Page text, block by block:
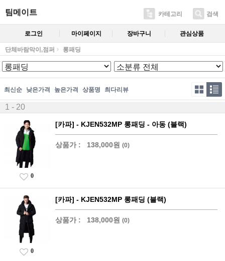
팀메이트 카테고리 검색
로그인 마이페이지 장바구니 관심상품
단체바람막이,점퍼 롱패딩
최신순 낮은가격 높은가격 상품명 최다리뷰
1 - 20
[카파] - KJEN532MP 롱패딩 - 아동 (블랙)
상품가 : 138,000원 (0)
0
[카파] - KJEN532MP 롱패딩 (블랙)
상품가 : 138,000원 (0)
0